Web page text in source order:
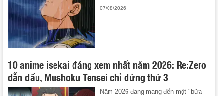
07/08/2026
10 anime isekai đáng xem nhất năm 2026: Re:Zero
dẫn đầu, Mushoku Tensei chỉ đứng thứ 3
Năm 2026 đang mang đến một "bữa